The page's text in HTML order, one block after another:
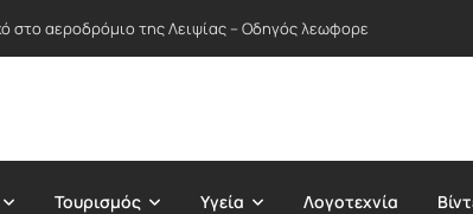
στο αεροδρόμιο της Λειψίας – Οδηγός λεωφορείου
Τουρισμός Υγεία Λογοτεχνία